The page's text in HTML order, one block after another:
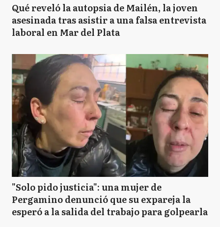
Qué reveló la autopsia de Mailén, la joven
asesinada tras asistir a una falsa entrevista
laboral en Mar del Plata
"Solo pido justicia": una mujer de
Pergamino denunció que su expareja la
esperó a la salida del trabajo para golpearla